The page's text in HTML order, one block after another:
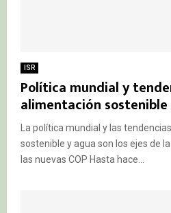
ISR
Política mundial y
alimentación sostenible
La política mundial y las
sostenible y agua son los ejes de
las nuevas COP Hasta hace...